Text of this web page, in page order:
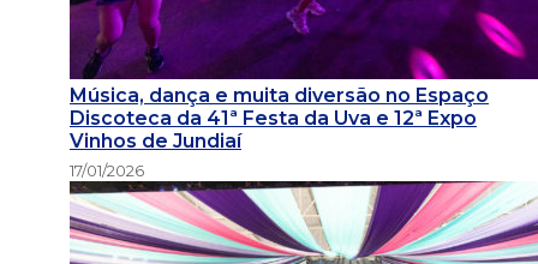
Música, dança e muita diversão no Espaço
Discoteca da 41ª Festa da Uva e 12ª Expo
Vinhos de Jundiaí
17/01/2026